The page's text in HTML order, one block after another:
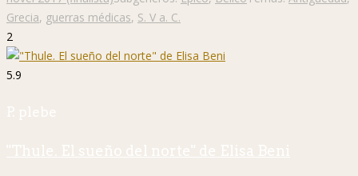
Grecia, guerras médicas, S. V a. C.
2
5.9
P. plebe
"Thule. El sueño del norte" de Elisa Beni